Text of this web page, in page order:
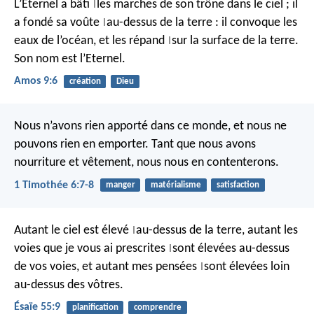
L’Eternel a bâti les marches de son trône dans le ciel ; il
a fondé sa voûte au-dessus de la terre : il convoque les
eaux de l’océan, et les répand sur la surface de la terre.
Son nom est l’Eternel.
Amos 9:6 création Dieu
Nous n’avons rien apporté dans ce monde, et nous ne
pouvons rien en emporter. Tant que nous avons
nourriture et vêtement, nous nous en contenterons.
1 Timothée 6:7-8 manger matérialisme satisfaction
Autant le ciel est élevé au-dessus de la terre, autant les
voies que je vous ai prescrites sont élevées au-dessus
de vos voies, et autant mes pensées sont élevées loin
au-dessus des vôtres.
Ésaïe 55:9 planification comprendre